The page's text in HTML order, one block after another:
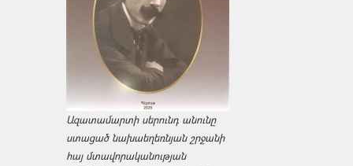
Ազատամարտի սերունդ անունը
ստացած նախաեղեռնյան շրջանի
հայ մտավորականության